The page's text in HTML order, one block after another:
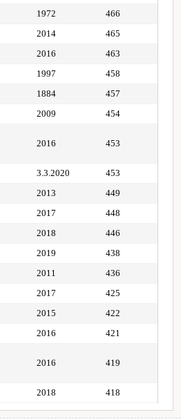
1972
466
2014
465
2016
463
1997
458
1884
457
2009 454
2016 453
3.3.2020
453
2013
449
2017
448
2018
446
2019
438
2011
436
2017
425
2015
422
2016 421
2016 419
2018 418